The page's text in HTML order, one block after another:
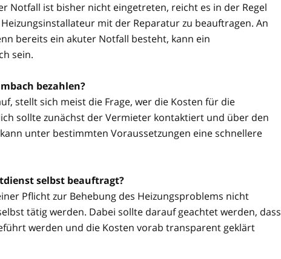
Notfall ist bisher nicht eingetreten, reicht es in der Regel
mit der Reparatur zu beauftragen. An
bereits ein akuter Notfall besteht, kann ein
sein.
bezahlen?
stellt sich meist die Frage, wer die Kosten für die
sollte zunächst der Vermieter kontaktiert und über den
unter bestimmten Voraussetzungen eine schnellere
selbst beauftragt?
Pflicht zur Behebung des Heizungsproblems nicht
tätig werden. Dabei sollte darauf geachtet werden, dass
werden und die Kosten vorab transparent geklärt